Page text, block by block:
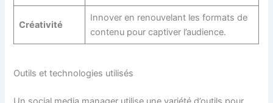
Créativité
Innover en renouvelant les formats de
contenu pour captiver l’audience.
Outils et technologies utilisés